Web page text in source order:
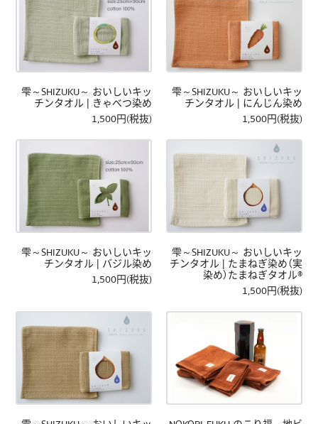
雫～SHIZUKU～ おいしいキッ
チンタオル | きゃべつ染め
1,500円(税抜)
雫～SHIZUKU～ おいしいキッ
チンタオル | にんじん染め
1,500円(税抜)
雫～SHIZUKU～ おいしいキッ
チンタオル | バジル染め
1,500円(税抜)
雫～SHIZUKU～ おいしいキッ
チンタオル | たまねぎ染め（実
染め）たまねぎタオル®
1,500円(税抜)